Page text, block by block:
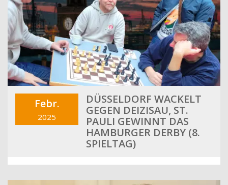
Febr.
2025
DÜSSELDORF WACKELT
GEGEN DEIZISAU, ST.
PAULI GEWINNT DAS
HAMBURGER DERBY (8.
SPIELTAG)